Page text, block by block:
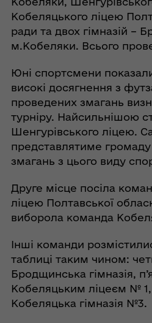
Кобеляцького ліцею
ради та двох гімназій –
м.Кобеляки. Всього
Юні спортсмени
високі досягнення з
проведених змагань
турніру. Найсильнішою
Шенгурівського ліцею.
представлятиме
змагань з цього виду
Друге місце посіла
ліцею Полтавської
виборола команда
Інші команди
таблиці таким чином:
Бродщинська гімназія,
Кобеляцьким ліцеєм №
Кобеляцька гімназія №3.